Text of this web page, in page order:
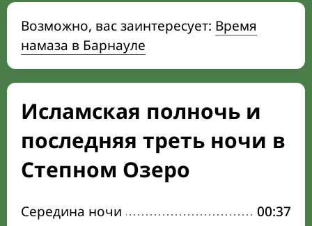
Возможно, вас заинтересует: Время
намаза в Барнауле
Исламская полночь и
последняя треть ночи в
Степном Озеро
Середина ночи
00:37